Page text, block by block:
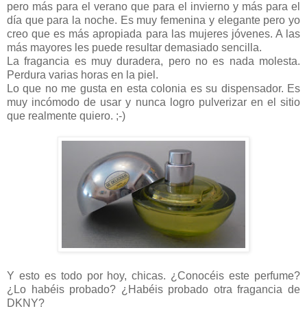
pero más para el verano que para el invierno y más para el
día que para la noche. Es muy femenina y elegante pero yo
creo que es más apropiada para las mujeres jóvenes. A las
más mayores les puede resultar demasiado sencilla.
La fragancia es muy duradera, pero no es nada molesta.
Perdura varias horas en la piel.
Lo que no me gusta en esta colonia es su dispensador. Es
muy incómodo de usar y nunca logro pulverizar en el sitio
que realmente quiero. ;-)
Y esto es todo por hoy, chicas. ¿Conocéis este perfume?
¿Lo habéis probado? ¿Habéis probado otra fragancia de
DKNY?